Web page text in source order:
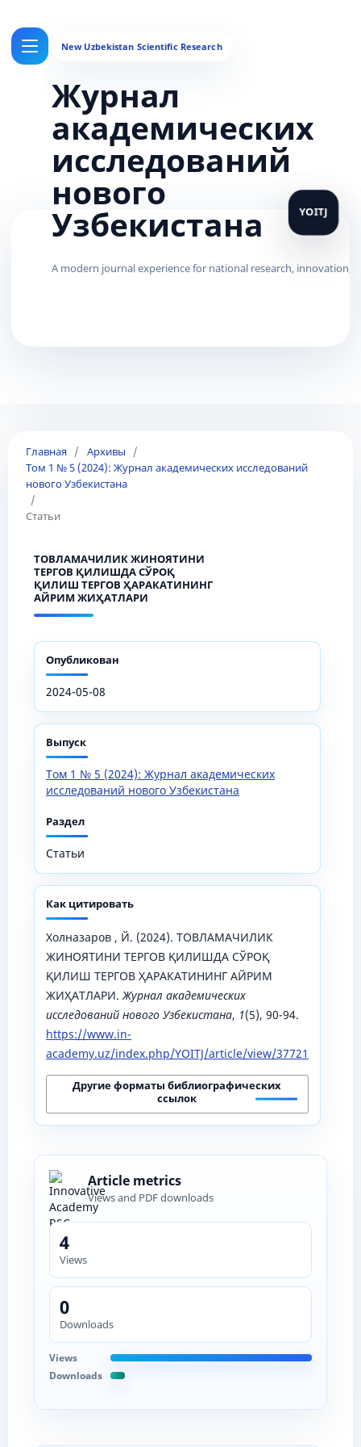
Журнал
академических
исследований
нового
Узбекистана
Главная / Архивы
/
Том 1 № 5 (2024): Журнал академических исследований
нового Узбекистана
/
Статьи
ТОВЛАМАЧИЛИК ЖИНОЯТИНИ
ТЕРГОВ ҚИЛИШДА СЎРОҚ
ҚИЛИШ ТЕРГОВ ҲАРАКАТИНИНГ
АЙРИМ ЖИҲАТЛАРИ
Опубликован
2024-05-08
Выпуск
Том 1 № 5 (2024): Журнал академических
исследований нового Узбекистана
Раздел
Статьи
Как цитировать
Холназаров , Й. (2024). ТОВЛАМАЧИЛИК
ЖИНОЯТИНИ ТЕРГОВ ҚИЛИШДА СЎРОҚ
ҚИЛИШ ТЕРГОВ ҲАРАКАТИНИНГ АЙРИМ
ЖИҲАТЛАРИ.Журнал академических
исследований нового Узбекистана, 1(5), 90-94.
https://www.in-
academy.uz/index.php/YOITJ/article/view/37721
Другие форматы библиографических
ссылок
Article metrics
Views and PDF downloads
4
Views
0
Downloads
Views
Downloads